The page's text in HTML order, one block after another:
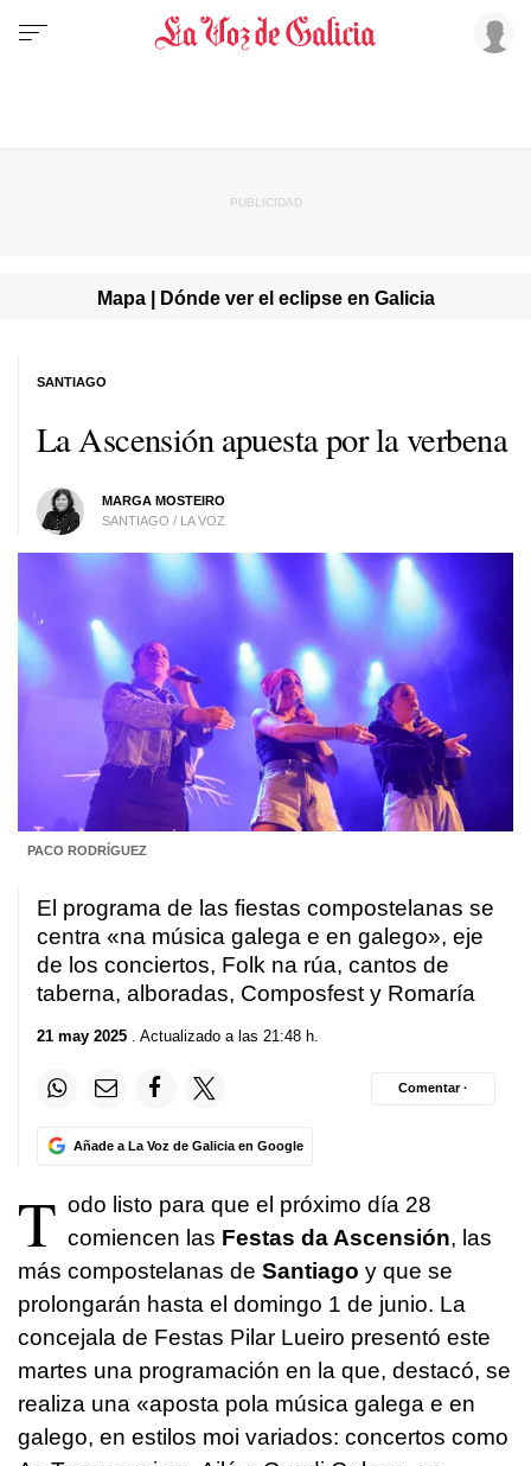
Mapa | Dónde ver el eclipse en Galicia
La Ascensión apuesta por la verbena
MARGA MOSTEIRO
SANTIAGO / LA VOZ
SANTIAGO
PACO RODRÍGUEZ
El programa de las fiestas compostelanas se
centra «na música galega e en galego», eje
de los conciertos, Folk na rúa, cantos de
taberna, alboradas, Composfest y Romaría
21 may 2025 . Actualizado a las 21:48 h.
Añade a La Voz de Galicia en Google
Comentar ·
T odo listo para que el próximo día 28
comiencen las Festas da Ascensión, las
más compostelanas de Santiago y que se
prolongarán hasta el domingo 1 de junio. La
concejala de Festas Pilar Lueiro presentó este
martes una programación en la que, destacó, se
realiza una «aposta pola música galega e en
galego, en estilos moi variados: concertos como